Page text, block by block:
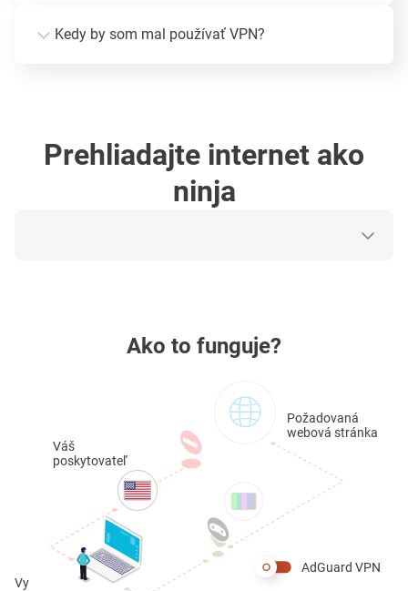
Kedy by som mal používať VPN?
Prehliadajte internet ako
ninja
Ako to funguje?
Váš
poskytovateľ
Vy
Požadovaná
webová stránka
AdGuard VPN